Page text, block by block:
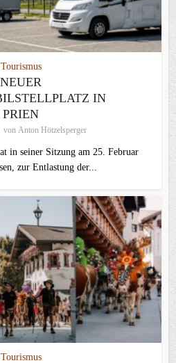
Tourismus
NEUER
IN
PRIEN
von Anton Hötzelsperger
in seiner Sitzung am 25. Februar
zur Entlastung der...
Tourismus